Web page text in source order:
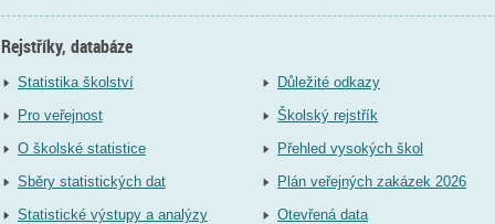
Rejstříky, databáze
Statistika školství
Pro veřejnost
O školské statistice
Sběry statistických dat
Statistické výstupy a analýzy
Důležité odkazy
Školský rejstřík
Přehled vysokých škol
Plán veřejných zakázek 2026
Otevřená data